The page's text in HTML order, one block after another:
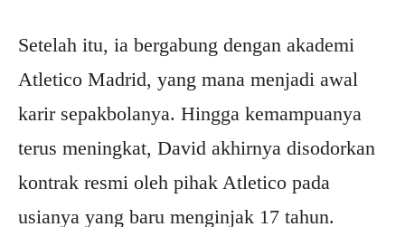
Setelah itu, ia bergabung dengan akademi
Atletico Madrid, yang mana menjadi awal
karir sepakbolanya. Hingga kemampuanya
terus meningkat, David akhirnya disodorkan
kontrak resmi oleh pihak Atletico pada
usianya yang baru menginjak 17 tahun.